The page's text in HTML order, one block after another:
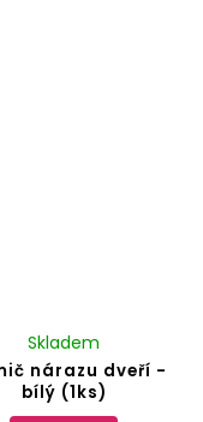
nárazu dveří -
bílý (1ks)
Skladem